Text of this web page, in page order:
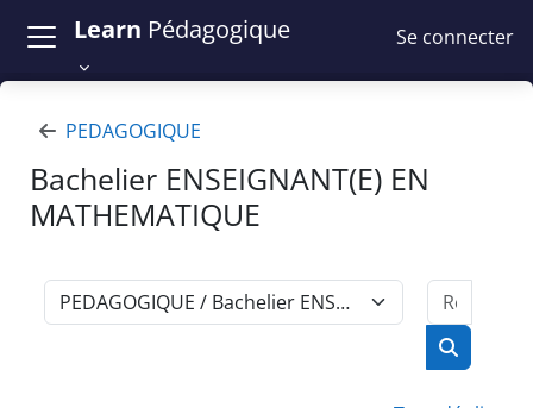
Learn Pédagogique Se connecter
PEDAGOGIQUE
Bachelier ENSEIGNANT(E) EN
MATHEMATIQUE
Catégories de cours